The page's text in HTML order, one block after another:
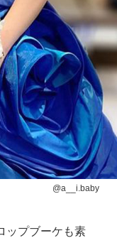
@a__i.baby
ップブーケも素